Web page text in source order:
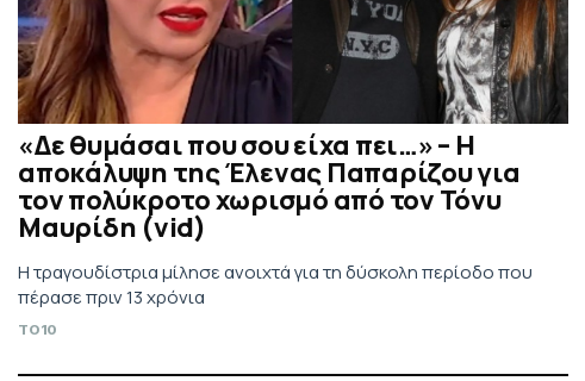
«Δε θυμάσαι που σου είχα πει…» – Η
αποκάλυψη της Έλενας Παπαρίζου για
τον πολύκροτο χωρισμό από τον Τόνυ
Μαυρίδη (vid)
Η τραγουδίστρια μίλησε ανοιχτά για τη δύσκολη περίοδο που
πέρασε πριν 13 χρόνια
TO10